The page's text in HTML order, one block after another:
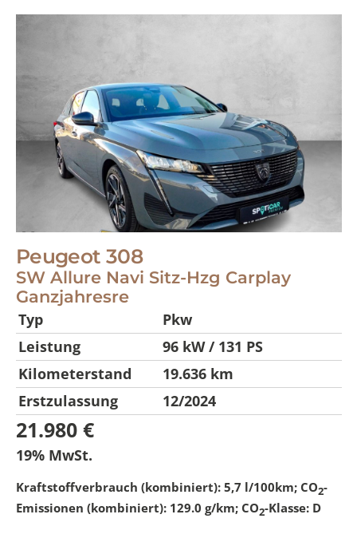
Peugeot 308
SW Allure Navi Sitz-Hzg Carplay
Ganzjahresre
Typ
Pkw
Leistung
96 kW / 131 PS
Kilometerstand
19.636 km
Erstzulassung
12/2024
21.980 €
19% MwSt.
Kraftstoffverbrauch (kombiniert): 5,7 l/100km; CO2-
Emissionen (kombiniert): 129.0 g/km; CO2-Klasse: D